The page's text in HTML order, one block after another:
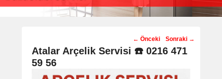
Post
navigation
← Önceki Sonraki →
Atalar Arçelik Servisi ☎️ 0216 471
59 56